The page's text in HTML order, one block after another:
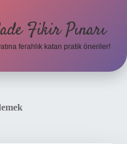
Fikir Pınarı
ferahlık katan pratik öneriler!